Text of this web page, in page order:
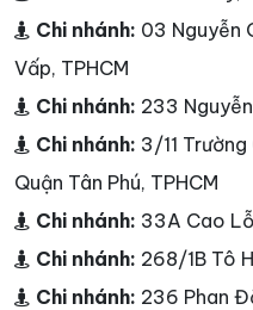
Chi nhánh: 03 Nguyễn
Vấp, TPHCM
Chi nhánh: 233
Chi nhánh: 3/11
Quận Tân Phú, TPHCM
Chi nhánh: 33A Cao
Chi nhánh: 268/1B Tô
Chi nhánh: 236 Phan